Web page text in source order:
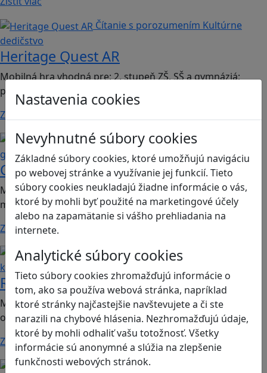
Nastavenia cookies
Nevyhnutné súbory cookies
Základné súbory cookies, ktoré umožňujú navigáciu
po webovej stránke a využívanie jej funkcií. Tieto
súbory cookies neukladajú žiadne informácie o vás,
ktoré by mohli byť použité na marketingové účely
alebo na zapamätanie si vášho prehliadania na
internete.
Analytické súbory cookies
Tieto súbory cookies zhromažďujú informácie o
tom, ako sa používa webová stránka, napríklad
ktoré stránky najčastejšie navštevujete a či ste
narazili na chybové hlásenia. Nezhromažďujú údaje,
ktoré by mohli odhaliť vašu totožnosť. Všetky
informácie sú anonymné a slúžia na zlepšenie
funkčnosti webových stránok.
Čítanie s porozumením Kultúrne
dedičstvo
Heritage Quest AR
Mobilná hra vhodná pre: 2. stupeň ZŠ, SŠ a gymnáziá;
predmet dejepis.
Zistiť viac
Kritické myslenie
gramotnosť
Chicken Intelligence Agency
Mobilná hra vhodná pre 2. stupeň ZŠ a SŠ; predmety:
mediálna výchova, informatika
Zistiť viac
Ľudské práva a toleranciaSociálne zručnosti a
kooperácia
Romoji
Mobilná hra vhodná pre 2. ročník ZŠ a SŠ; predmety:
občianska náuka, etická výchova.
Zistiť viac
Finančná gramotnosť